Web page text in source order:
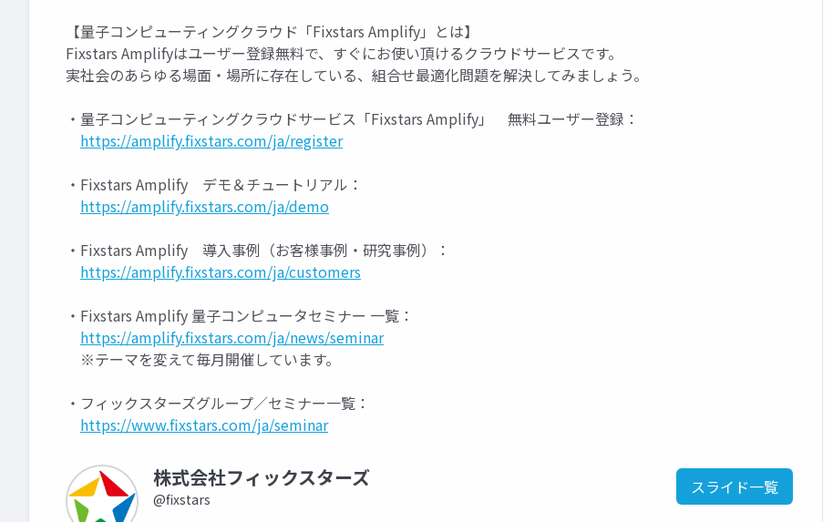
【量子コンピューティングクラウド「Fixstars Amplify」とは】
Fixstars Amplifyはユーザー登録無料で、すぐにお使い頂けるクラウドサービスです。
実社会のあらゆる場面・場所に存在している、組合せ最適化問題を解決してみましょう。
・量子コンピューティングクラウドサービス「Fixstars Amplify」 無料ユーザー登録：
https://amplify.fixstars.com/ja/register
・Fixstars Amplify デモ＆チュートリアル：
https://amplify.fixstars.com/ja/demo
・Fixstars Amplify 導入事例（お客様事例・研究事例）：
https://amplify.fixstars.com/ja/customers
・Fixstars Amplify 量子コンピュータセミナー 一覧：
https://amplify.fixstars.com/ja/news/seminar
※テーマを変えて毎月開催しています。
・フィックスターズグループ／セミナー一覧：
https://www.fixstars.com/ja/seminar
株式会社フィックスターズ
@fixstars
スライド一覧